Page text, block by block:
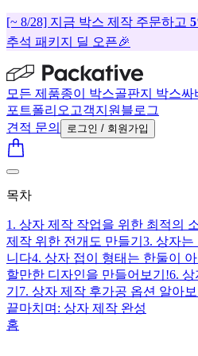
[~ 8/28] 지금 박스 제작 주문하고
추석 패키지 딜 오픈🎉
모든 제품종이 박스골판지 박스싸
포트폴리오 고객지원 블로그
견적 문의
로그인 / 회원가입
목차
1. 상자 제작 작업을 위한 최적의
제작 위한 전개도 만들기 3. 상자는
니다4. 상자 접이 형태는 한둘이
할만한 디자인을 만들어보기!6. 상
기 7. 상자 제작 후가공 옵션 알아보
끝마치며: 상자 제작 완성
홈